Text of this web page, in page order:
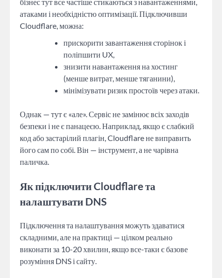
атаками і необхідністю оптимізації. Підключивши
Cloudflare, можна:
прискорити завантаження сторінок і
поліпшити UX,
знизити навантаження на хостинг
(менше витрат, менше тяганини),
мінімізувати ризик простоїв через атаки.
Однак — тут є «але». Сервіс не замінює всіх заходів
безпеки і не є панацеєю. Наприклад, якщо є слабкий
код або застарілий плагін, Cloudflare не виправить
його сам по собі. Він — інструмент, а не чарівна
паличка.
Як підключити Cloudflare та
налаштувати DNS
Підключення та налаштування можуть здаватися
складними, але на практиці — цілком реально
виконати за 10-20 хвилин, якщо все-таки є базове
розуміння DNS і сайту.